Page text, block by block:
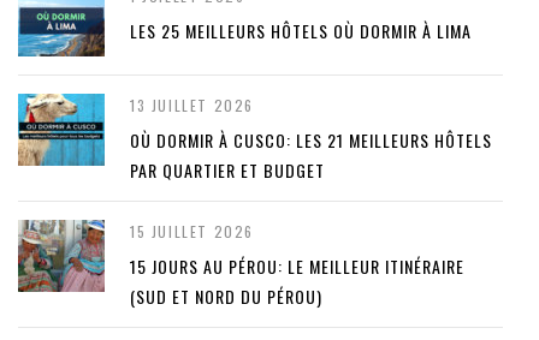
LES 25 MEILLEURS HÔTELS OÙ DORMIR À LIMA
13 JUILLET 2026
OÙ DORMIR À CUSCO: LES 21 MEILLEURS HÔTELS
PAR QUARTIER ET BUDGET
15 JUILLET 2026
15 JOURS AU PÉROU: LE MEILLEUR ITINÉRAIRE
(SUD ET NORD DU PÉROU)